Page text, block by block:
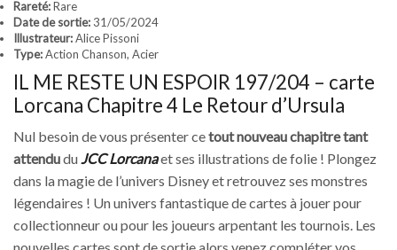
Rareté:Rare
Date de sortie: 31/05/2024
Illustrateur:Alice Pissoni
Type:Action Chanson, Acier
IL ME RESTE UN ESPOIR 197/204 – carte
Lorcana Chapitre 4 Le Retour d’Ursula
Nul besoin de vous présenter cetout nouveau chapitre tant
attenduduJCC Lorcanaet ses illustrations de folie ! Plongez
dans la magie de l’univers Disney et retrouvez ses monstres
légendaires ! Un univers fantastique de cartes à jouer pour
collectionneur ou pour les joueurs arpentant les tournois. Les